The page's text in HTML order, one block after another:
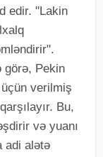
edir. "Lakin
görə, Pekin
üçün verilmiş
Bu,
və yuanı
adi alətə